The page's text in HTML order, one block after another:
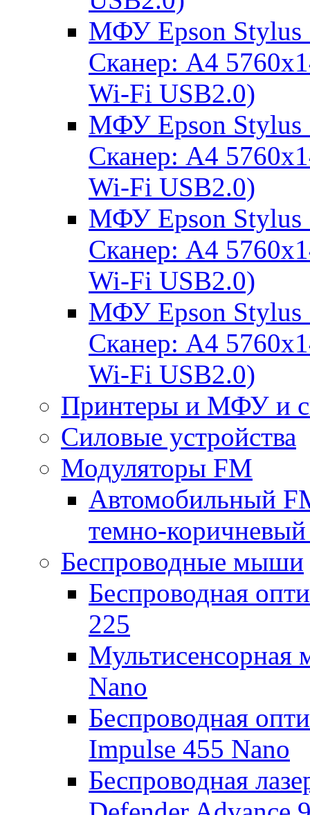
МФУ Epson Stylus
Сканер: A4
Wi-Fi USB2.0)
МФУ Epson Stylus
Сканер: A4
Wi-Fi USB2.0)
МФУ Epson Stylus
Сканер: A4
Wi-Fi USB2.0)
МФУ Epson Stylus
Сканер: A4
Wi-Fi USB2.0)
Принтеры и МФУ и
Силовые устройства
Модуляторы FM
Автомобильный
темно-
Беспроводные мыши
Беспроводная
225
Мультисенсорная
Nano
Беспроводная
Impulse 455 Nano
Беспроводная